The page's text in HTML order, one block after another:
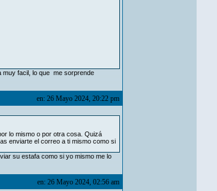
muy facil, lo que me sorprende
en: 26 Mayo 2024, 20:22 pm
lo mismo o por otra cosa. Quizá
enviarte el correo a ti mismo como si
su estafa como si yo mismo me lo
en: 26 Mayo 2024, 02:56 am